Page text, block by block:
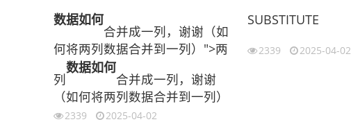
数据如何
合并成一列，谢谢（如
何将两列数据合并到一列）">两
列
数据如何
合并成一列，谢谢
（如何将两列数据合并到一列）
2339 2025-04-02
SUBSTITUTE
2339 2025-04-02